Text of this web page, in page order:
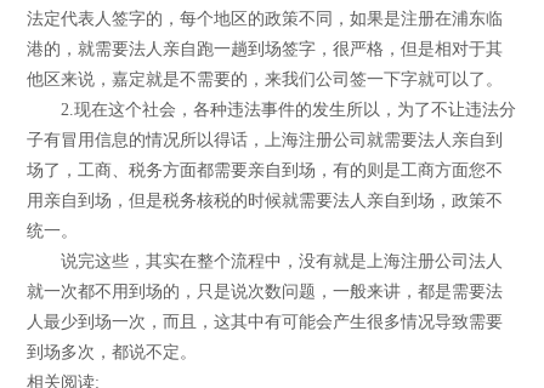
法定代表人签字的，每个地区的政策不同，如果是注册在浦东临
港的，就需要法人亲自跑一趟到场签字，很严格，但是相对于其
他区来说，嘉定就是不需要的，来我们公司签一下字就可以了。
2.现在这个社会，各种违法事件的发生所以，为了不让违法分
子有冒用信息的情况所以得话，上海注册公司就需要法人亲自到
场了，工商、税务方面都需要亲自到场，有的则是工商方面您不
用亲自到场，但是税务核税的时候就需要法人亲自到场，政策不
统一。
说完这些，其实在整个流程中，没有就是上海注册公司法人
就一次都不用到场的，只是说次数问题，一般来讲，都是需要法
人最少到场一次，而且，这其中有可能会产生很多情况导致需要
到场多次，都说不定。
相关阅读: